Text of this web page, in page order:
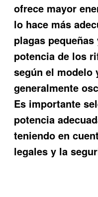
ofrece mayor
lo hace más
plagas
potencia de los
según el modelo
generalmente
Es importante
potencia
teniendo en
legales y la